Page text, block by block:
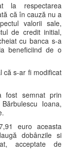
la respectarea
că în cauză nu a
valorii sale,
de credit initial,
cu banca s-a
beneficiind de o
că s-ar fi modificat
fost semnat prin
Ioana,
euro aceasta
dobânzile si
acceptate de